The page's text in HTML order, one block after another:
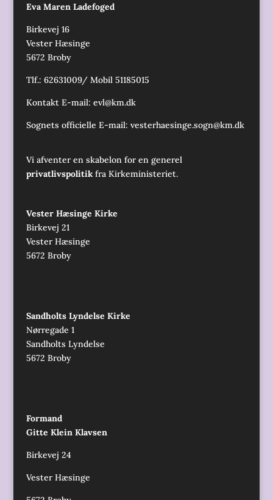
Eva Maren Ladefoged
Birkevej 16
Vester Hæsinge
5672 Broby
Tlf.: 62631009/ Mobil 51185015
Kontakt E-mail: evl@km.dk
Sognets officielle E-mail: vesterhaesinge.sogn@km.dk
Vi afventer en skabelon for en generel
privatlivspolitikfra Kirkeministeriet.
Vester Hæsinge Kirke
Birkevej 21
Vester Hæsinge
5672 Broby
Sandholts Lyndelse Kirke
Nørregade 1
Sandholts Lyndelse
5672 Broby
Formand
Gitte Klein Klavsen
Birkevej 24
Vester Hæsinge